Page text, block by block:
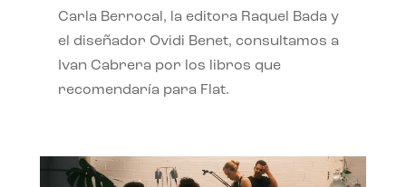
Carla Berrocal, la editora Raquel Bada y
el diseñador Ovidi Benet, consultamos a
Ivan Cabrera por los libros que
recomendaría para Flat.